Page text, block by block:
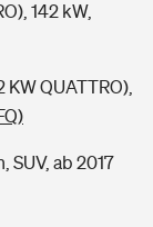
142 kW,
KW QUATTRO),
SUV, ab 2017